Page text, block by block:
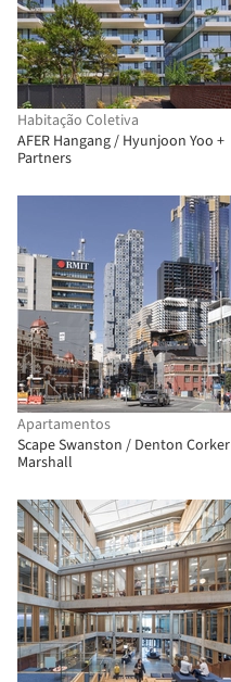
Habitação Coletiva
AFER Hangang / Hyunjoon Yoo +
Partners
Apartamentos
Scape Swanston / Denton Corker
Marshall